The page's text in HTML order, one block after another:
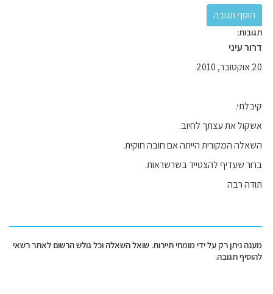
תגובות:
דרור עיני
20 אוקטובר, 2010
קיבלתי.
אשקול את עצתך לחיוב.
השאלה המקורית הייתה אם חובה חוקית.
ברור שעדיף להצטייד בשרשראות.
תודה רבה
מענה ניתן רק על ידי מומחי תיירות. שואל השאלה וכל גולש הרשום לאתר רשאי
להוסיף תגובה.